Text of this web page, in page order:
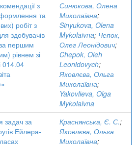
з
та
робіт з
здобувачів
першим
рівнем зі
014.04
Синюкова, Олена
Миколаївна;
Sinyukova, Olena
Mykolaivna; Чепок,
Олег Леонідович;
Chepok, Oleh
Leonidovych;
Яковлєва, Ольга
Миколаївна;
Yakovlieva, Olga
Mykolaivna
задач за
Ейлера-
Краснянська, Є. С.;
Яковлєва, Ольга
Миколаївна;